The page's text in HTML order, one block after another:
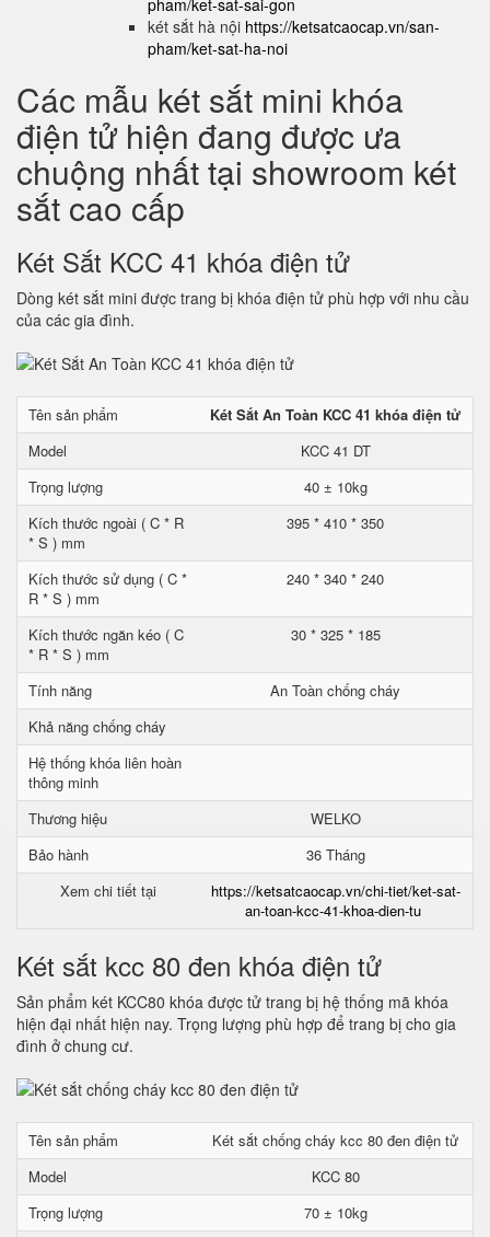
pham/ket-sat-sai-gon
két sắt hà nội https://ketsatcaocap.vn/san-
pham/ket-sat-ha-noi
Các mẫu két sắt mini khóa
điện tử hiện đang được ưa
chuộng nhất tại showroom két
sắt cao cấp
Két Sắt KCC 41 khóa điện tử
Dòng két sắt mini được trang bị khóa điện tử phù hợp với nhu cầu
của các gia đình.
Tên sản phẩm
Két Sắt An Toàn KCC 41 khóa điện tử
Model
KCC 41 DT
Trọng lượng
40 ± 10kg
Kích thước ngoài ( C * R
* S ) mm
395 * 410 * 350
Kích thước sử dụng ( C *
R * S ) mm
240 * 340 * 240
Kích thước ngăn kéo ( C
* R * S ) mm
30 * 325 * 185
Tính năng
An Toàn chống cháy
Khả năng chống cháy
Hệ thống khóa liên hoàn
thông minh
Thương hiệu
WELKO
Bảo hành
36 Tháng
Xem chi tiết tại
https://ketsatcaocap.vn/chi-tiet/ket-sat-
an-toan-kcc-41-khoa-dien-tu
Két sắt kcc 80 đen khóa điện tử
Sản phẩm két KCC80 khóa được tử trang bị hệ thống mã khóa
hiện đại nhất hiện nay. Trọng lượng phù hợp để trang bị cho gia
đình ở chung cư.
Tên sản phẩm
Két sắt chống cháy kcc 80 đen điện tử
Model
KCC 80
Trọng lượng
70 ± 10kg